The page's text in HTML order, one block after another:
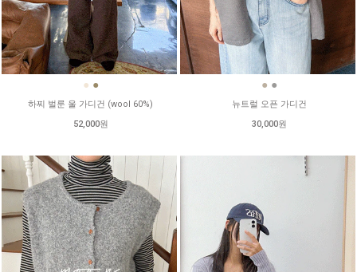
● ●
하찌 벌룬 울 가디건 (wool 60%)
52,000원
● ●
뉴트럴 오픈 가디건
30,000원